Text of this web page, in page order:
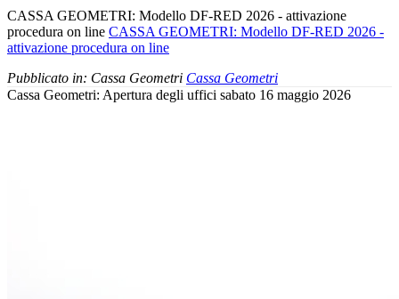
CASSA GEOMETRI: Modello DF-RED 2026 - attivazione
procedura on line CASSA GEOMETRI: Modello DF-RED 2026 -
attivazione procedura on line
Pubblicato in: Cassa Geometri Cassa Geometri
Cassa Geometri: Apertura degli uffici sabato 16 maggio 2026